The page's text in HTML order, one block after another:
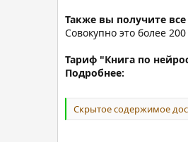
Также вы получите
Совокупно это более
Тариф "Книга по
Подробнее:
Скрытое содержимое